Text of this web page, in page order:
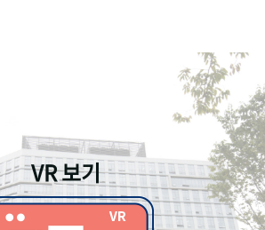
기록물 행정박물 영상 기록물
VR 보기